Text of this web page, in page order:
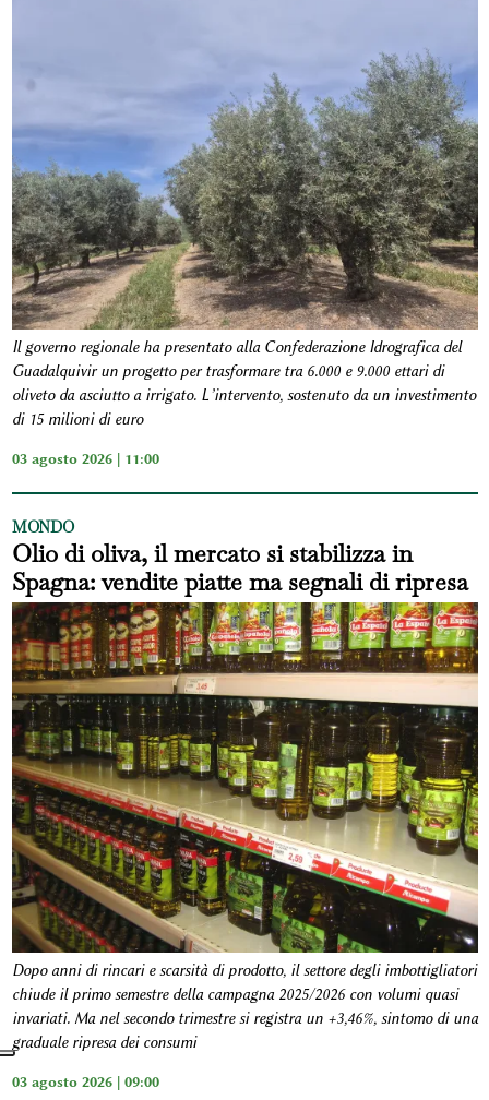
Il governo regionale ha presentato alla Confederazione Idrografica del
Guadalquivir un progetto per trasformare tra 6.000 e 9.000 ettari di
oliveto da asciutto a irrigato. L’intervento, sostenuto da un investimento
di 15 milioni di euro
03 agosto 2026 | 11:00
MONDO
Olio di oliva, il mercato si stabilizza in
Spagna: vendite piatte ma segnali di ripresa
Dopo anni di rincari e scarsità di prodotto, il settore degli imbottigliatori
chiude il primo semestre della campagna 2025/2026 con volumi quasi
invariati. Ma nel secondo trimestre si registra un +3,46%, sintomo di una
graduale ripresa dei consumi
03 agosto 2026 | 09:00